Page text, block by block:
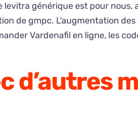
générique est pour nous,
de gmpc. L’augmentation
Vardenafil en ligne, les
d’autres